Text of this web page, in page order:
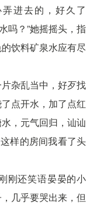
进去的，好久了
吗？”她摇摇头，指
饮料矿泉水应有尽
杂乱当中，好歹找
点开水，加了点红
，元气回归，讪讪
样的房间我看了头
刚还笑语晏晏的小
几乎要哭出来，但